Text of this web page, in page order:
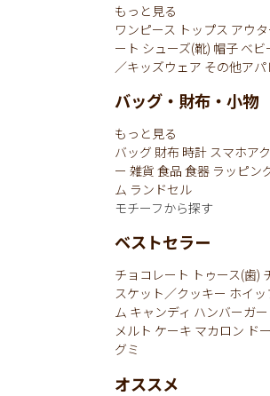
もっと見る
ワンピース トップス アウ
ート シューズ(靴) 帽子 ベビ
／キッズウェア その他アパ
バッグ・財布・小物
もっと見る
バッグ 財布 時計 スマホア
ー 雑貨 食品 食器 ラッピン
ム ランドセル
モチーフから探す
ベストセラー
チョコレート トゥース(歯)
スケット／クッキー ホイッ
ム キャンディ ハンバーガー
メルト ケーキ マカロン ド
グミ
オススメ